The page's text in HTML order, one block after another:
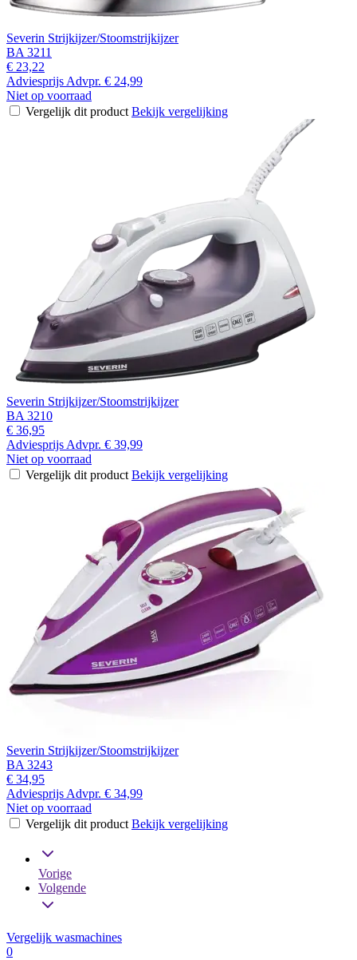
Severin Strijkijzer/Stoomstrijkijzer
BA 3211
€ 23,22
Adviesprijs Advpr. € 24,99
Niet op voorraad
Vergelijk dit product Bekijk vergelijking
Severin Strijkijzer/Stoomstrijkijzer
BA 3210
€ 36,95
Adviesprijs Advpr. € 39,99
Niet op voorraad
Vergelijk dit product Bekijk vergelijking
Severin Strijkijzer/Stoomstrijkijzer
BA 3243
€ 34,95
Adviesprijs Advpr. € 34,99
Niet op voorraad
Vergelijk dit product Bekijk vergelijking
Vorige
Volgende
Vergelijk wasmachines
0